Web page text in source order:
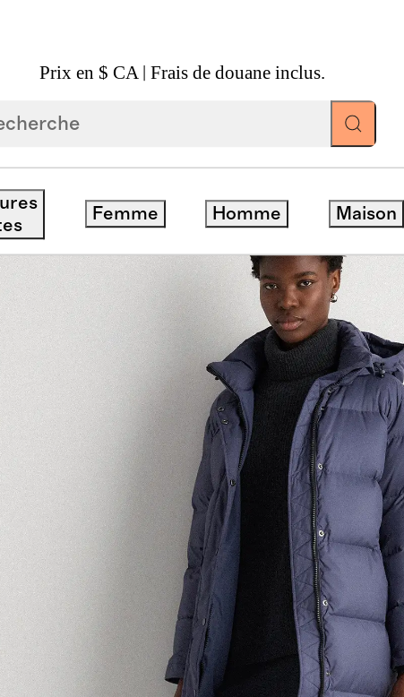
Prix en $ CA | Frais de douane inclus.
Femme Homme Maison